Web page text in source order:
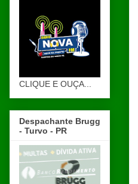
CLIQUE E OUÇA...
Despachante Brugg
- Turvo - PR